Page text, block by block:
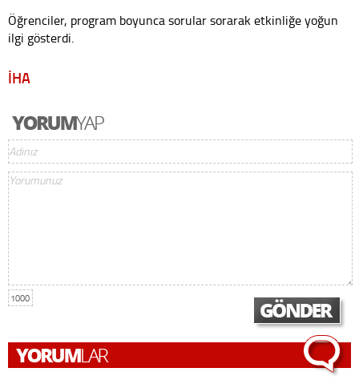
Öğrenciler, program boyunca sorular sorarak etkinliğe yoğun
ilgi gösterdi.
İHA
1000